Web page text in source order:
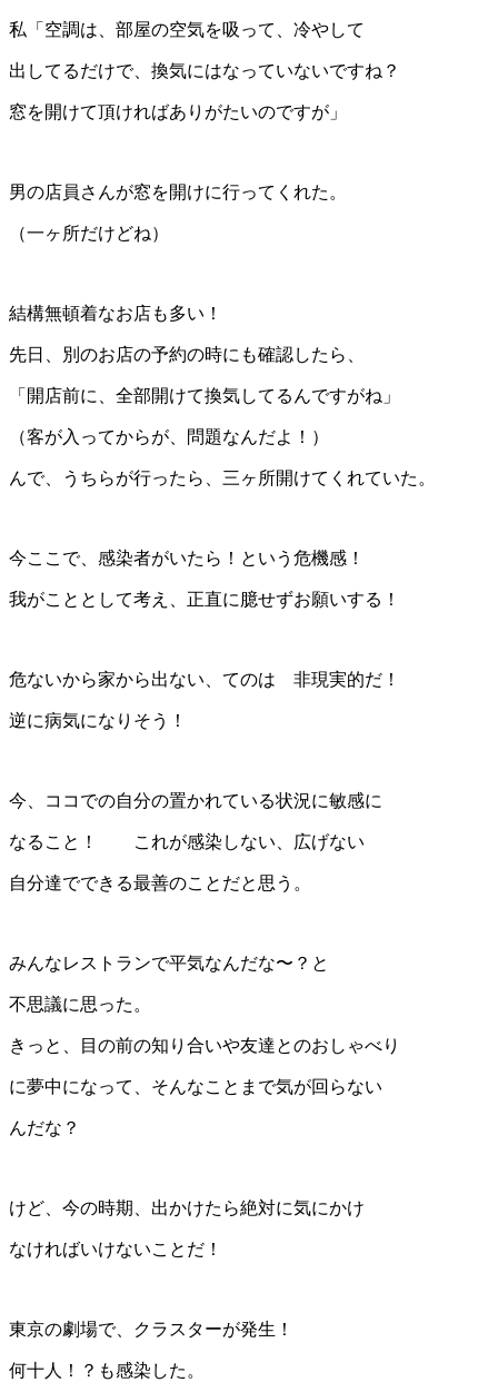
私「空調は、部屋の空気を吸って、冷やして
出してるだけで、換気にはなっていないですね？
窓を開けて頂ければありがたいのですが」
男の店員さんが窓を開けに行ってくれた。
（一ヶ所だけどね）
結構無頓着なお店も多い！
先日、別のお店の予約の時にも確認したら、
「開店前に、全部開けて換気してるんですがね」
（客が入ってからが、問題なんだよ！）
んで、うちらが行ったら、三ヶ所開けてくれていた。
今ここで、感染者がいたら！という危機感！
我がこととして考え、正直に臆せずお願いする！
危ないから家から出ない、てのは 非現実的だ！
逆に病気になりそう！
今、ココでの自分の置かれている状況に敏感に
なること！ これが感染しない、広げない
自分達でできる最善のことだと思う。
みんなレストランで平気なんだな〜？と
不思議に思った。
きっと、目の前の知り合いや友達とのおしゃべり
に夢中になって、そんなことまで気が回らない
んだな？
けど、今の時期、出かけたら絶対に気にかけ
なければいけないことだ！
東京の劇場で、クラスターが発生！
何十人！？も感染した。